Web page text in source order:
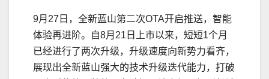
9月27日，全新蓝山第二次OTA开启推送，智能
体验再进阶。自8月21日上市以来，短短1个月
已经进行了两次升级，升级速度向新势力看齐，
展现出全新蓝山强大的技术升级迭代能力，打破